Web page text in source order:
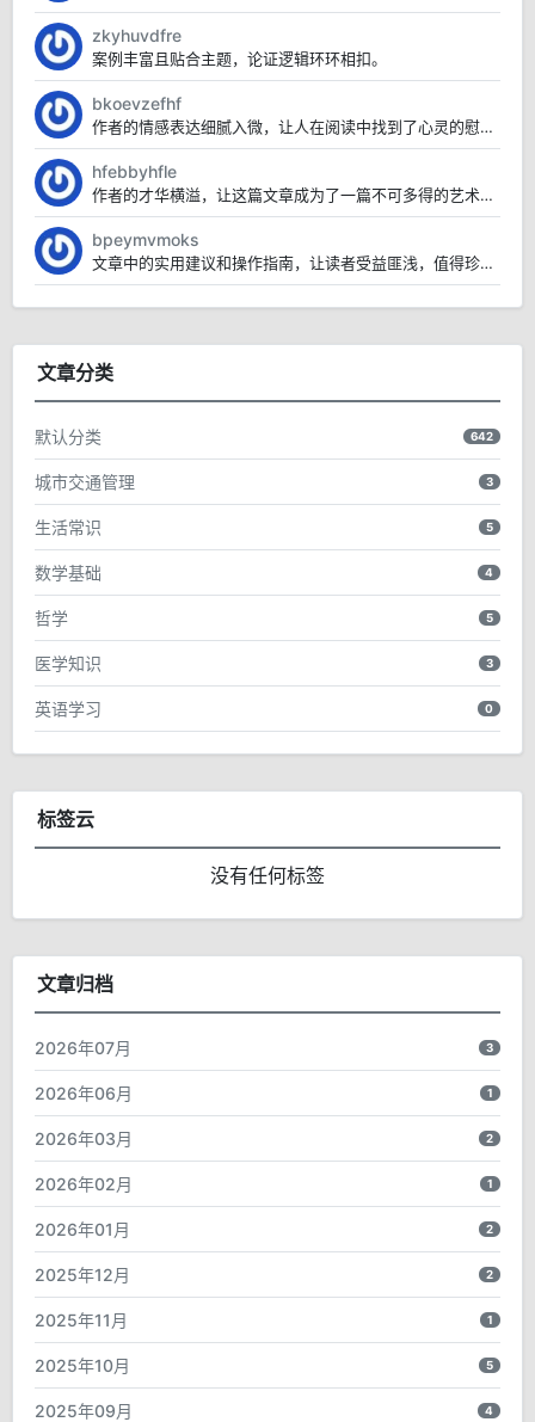
zkyhuvdfre
案例丰富且贴合主题，论证逻辑环环相扣。
bkoevzefhf
作者的情感表达细腻入微，让人在阅读中找到了心灵的慰藉。
hfebbyhfle
作者的才华横溢，让这篇文章成为了一篇不可多得的艺术品。
bpeymvmoks
文章中的实用建议和操作指南，让读者受益匪浅，值得珍藏。
文章分类
默认分类 642
城市交通管理 3
生活常识 5
数学基础 4
哲学 5
医学知识 3
英语学习 0
标签云
没有任何标签
文章归档
2026年07月 3
2026年06月 1
2026年03月 2
2026年02月 1
2026年01月 2
2025年12月 2
2025年11月 1
2025年10月 5
2025年09月 4